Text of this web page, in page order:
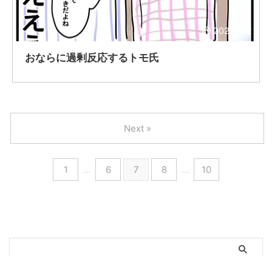
2020/4/2
おならに過剰反応するトモ氏
1 … 6 7 8 … 10
Next »